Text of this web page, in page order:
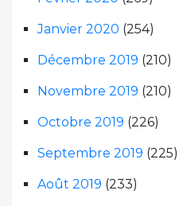
Janvier 2020 (254)
Décembre 2019 (210)
Novembre 2019 (210)
Octobre 2019 (226)
Septembre 2019 (225)
Août 2019 (233)